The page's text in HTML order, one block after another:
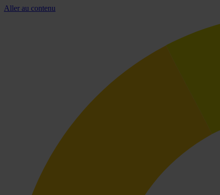
Aller au contenu